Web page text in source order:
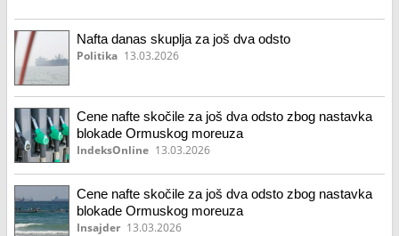
Nafta danas skuplja za još dva odsto
Politika 13.03.2026
Cene nafte skočile za još dva odsto zbog nastavka
blokade Ormuskog moreuza
IndeksOnline 13.03.2026
Cene nafte skočile za još dva odsto zbog nastavka
blokade Ormuskog moreuza
Insajder 13.03.2026